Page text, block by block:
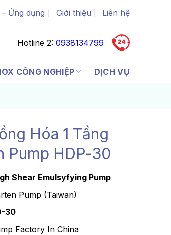
Ứng dụng Giới thiệu Liên hệ
Hotline 2: 0938134799
CÔNG NGHIỆP DỊCH VỤ
Hóa 1 Tầng
Pump HDP-30
Shear Emulsyfying Pump
Pump (Taiwan)
30
Factory In China